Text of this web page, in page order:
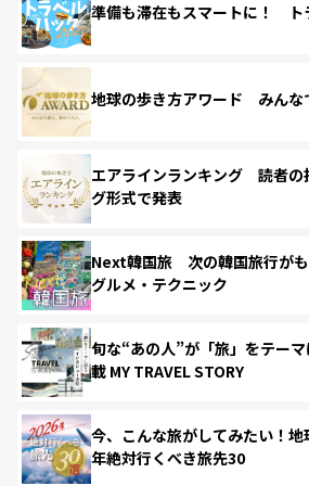
準備も滞在もスマートに！ ト
地球の歩き方アワード みんな
エアラインランキング 読者の
グ形式で発表
Next韓国旅 次の韓国旅行がも
グルメ・テクニック
旬な“あの人”が「旅」をテー
載 MY TRAVEL STORY
今、こんな旅がしてみたい！
年絶対行くべき旅先30